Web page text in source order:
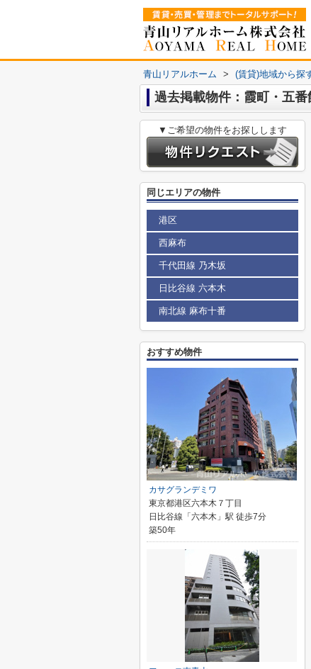
青山リアルホーム > (賃貸)地域から探
過去掲載物件：霞町・五番
▼ご希望の物件をお探しします
同じエリアの物件
港区
西麻布
千代田線 乃木坂
日比谷線 六本木
南北線 麻布十番
おすすめ物件
カサグランデミワ
東京都港区六本木７丁目
日比谷線「六本木」駅 徒歩7分
築50年